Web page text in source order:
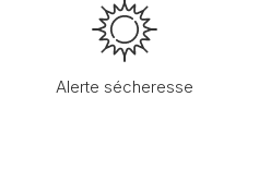
Alerte sécheresse